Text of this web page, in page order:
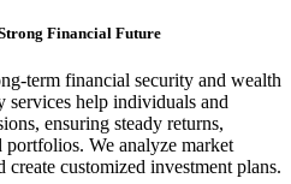
Financial Future
term financial security and wealth
services help individuals and
ensuring steady returns,
We analyze market
create customized investment plans.